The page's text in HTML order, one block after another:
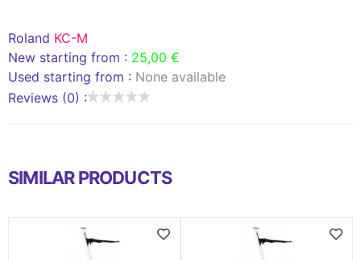
Roland KC-M
New starting from : 25,00 €
Used starting from : None available
Reviews (0) :
SIMILAR PRODUCTS